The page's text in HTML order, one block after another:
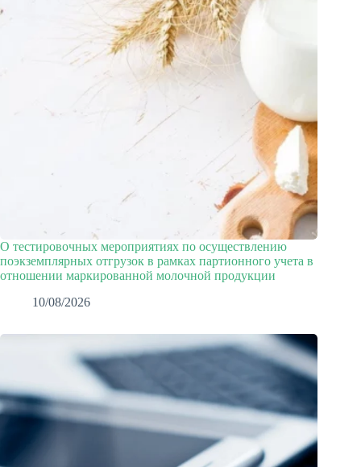
О тестировочных мероприятиях по осуществлению
поэкземплярных отгрузок в рамках партионного учета в
отношении маркированной молочной продукции
10/08/2026